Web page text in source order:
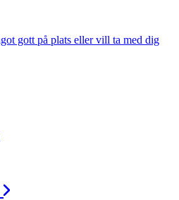
gott på plats eller vill ta med dig